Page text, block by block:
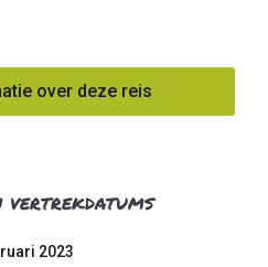
over deze reis
vertrekdatums
2023